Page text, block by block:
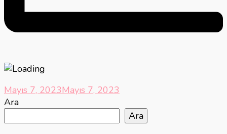
Mayıs 7, 2023Mayıs 7, 2023
Ara
Ara